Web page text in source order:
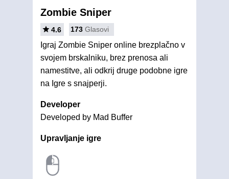
Zombie Sniper
4.6 173 Glasovi
Igraj Zombie Sniper online brezplačno v
svojem brskalniku, brez prenosa ali
namestitve, ali odkrij druge podobne igre
na Igre s snajperji.
Developer
Developed by Mad Buffer
Upravljanje igre